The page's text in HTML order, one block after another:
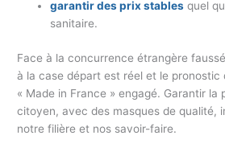
garantir des prix stables quel
sanitaire.
Face à la concurrence étrangère
à la case départ est réel et le pronostic
« Made in France » engagé. Garantir la
citoyen, avec des masques de qualité,
notre filière et nos savoir-faire.